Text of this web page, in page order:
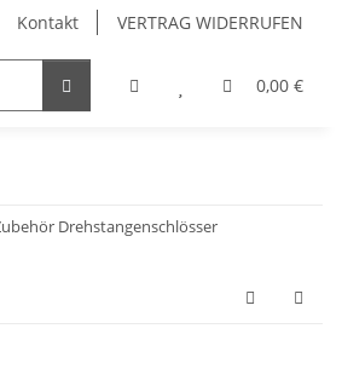
Kontakt VERTRAG WIDERRUFEN
0,00 €
Küchenschubladen,
Drehstangenschlösser